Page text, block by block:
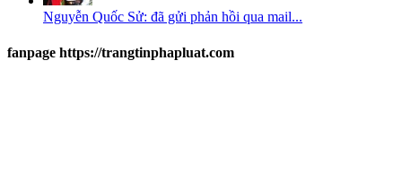
Nguyễn Quốc Sử: đã gửi phản hồi qua mail...
fanpage https://trangtinphapluat.com